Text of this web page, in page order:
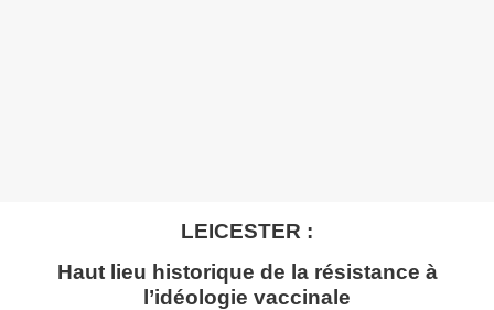
LEICESTER :
Haut lieu historique de la résistance à
l’idéologie vaccinale